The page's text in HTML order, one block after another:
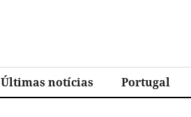
Últimas notícias Portugal